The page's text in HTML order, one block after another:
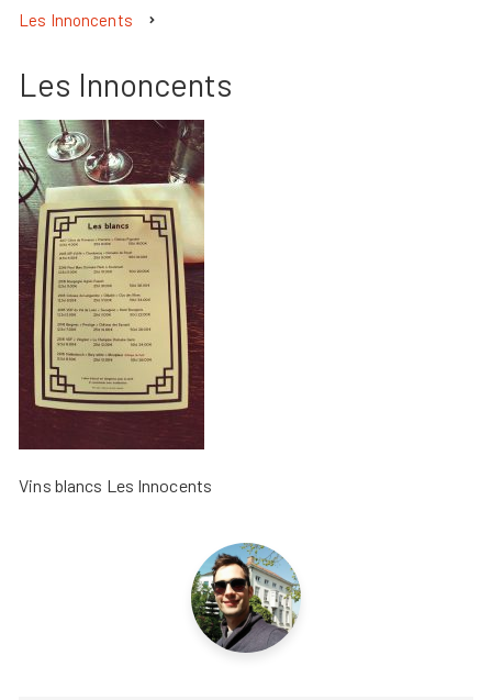
Les Innoncents
Les Innoncents
Vins blancs Les Innocents